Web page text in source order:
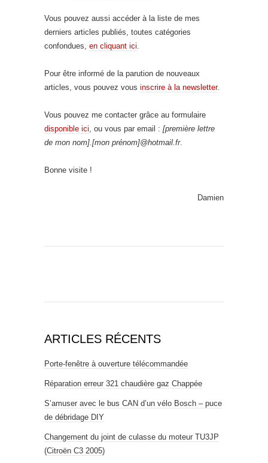
Vous pouvez aussi accéder à la liste de mes
derniers articles publiés, toutes catégories
confondues, en cliquant ici.
Pour être informé de la parution de nouveaux
articles, vous pouvez vous inscrire à la newsletter.
Vous pouvez me contacter grâce au formulaire
disponible ici, ou vous par email : [première lettre
de mon nom].[mon prénom]@hotmail.fr.
Bonne visite !
Damien
ARTICLES RÉCENTS
Porte-fenêtre à ouverture télécommandée
Réparation erreur 321 chaudière gaz Chappée
S’amuser avec le bus CAN d’un vélo Bosch – puce
de débridage DIY
Changement du joint de culasse du moteur TU3JP
(Citroën C3 2005)